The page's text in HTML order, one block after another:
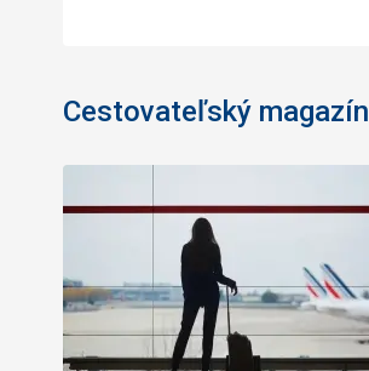
Cestovateľský magazín